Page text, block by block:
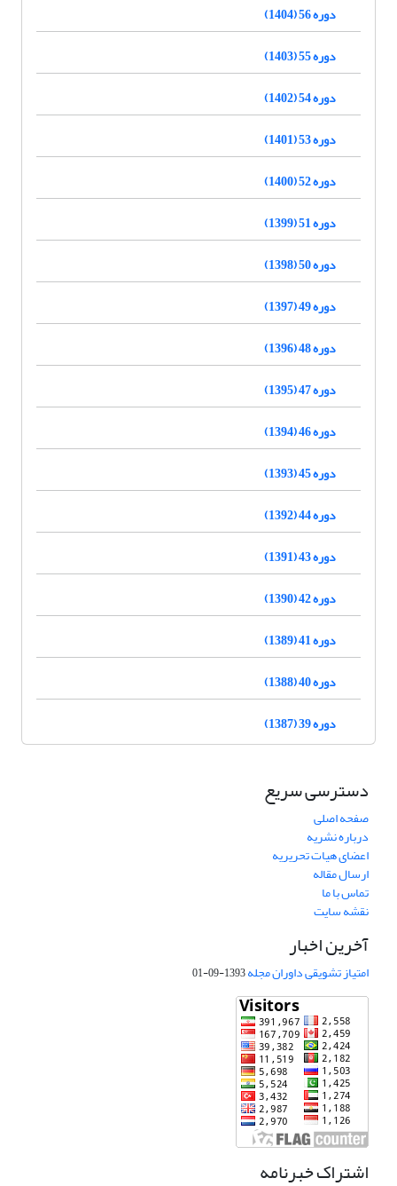
دوره 56 (1404)
دوره 55 (1403)
دوره 54 (1402)
دوره 53 (1401)
دوره 52 (1400)
دوره 51 (1399)
دوره 50 (1398)
دوره 49 (1397)
دوره 48 (1396)
دوره 47 (1395)
دوره 46 (1394)
دوره 45 (1393)
دوره 44 (1392)
دوره 43 (1391)
دوره 42 (1390)
دوره 41 (1389)
دوره 40 (1388)
دوره 39 (1387)
دسترسی سریع
صفحه اصلی
درباره نشریه
اعضای هیات تحریریه
ارسال مقاله
تماس با ما
نقشه سایت
آخرین اخبار
امتیاز تشویقی داوران مجله1393-09-01
اشتراک خبرنامه